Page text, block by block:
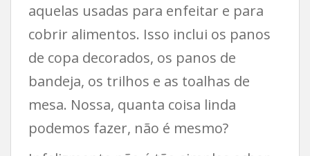
aquelas usadas para enfeitar e para
cobrir alimentos. Isso inclui os panos
de copa decorados, os panos de
bandeja, os trilhos e as toalhas de
mesa. Nossa, quanta coisa linda
podemos fazer, não é mesmo?